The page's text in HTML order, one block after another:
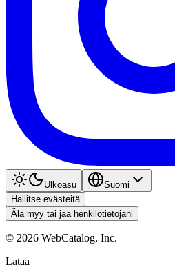
Ulkoasu
Suomi
Hallitse evästeitä
Älä myy tai jaa henkilötietojani
© 2026 WebCatalog, Inc.
Lataa